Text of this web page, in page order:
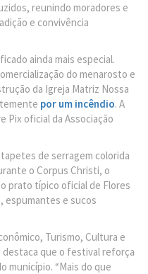
reunindo moradores e
e convivência
ainda mais especial.
do menarosto e
da Igreja Matriz Nossa
por um incêndio. A
Pix oficial da Associação
de serragem colorida
o Corpus Christi, o
prato típico oficial de Flores
espumantes e sucos
Turismo, Cultura e
que o festival reforça
município. “Mais do que